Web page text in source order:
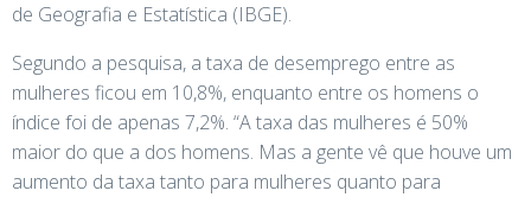
de Geografia e Estatística (IBGE).
Segundo a pesquisa, a taxa de desemprego entre as
mulheres ficou em 10,8%, enquanto entre os homens o
índice foi de apenas 7,2%. “A taxa das mulheres é 50%
maior do que a dos homens. Mas a gente vê que houve um
aumento da taxa tanto para mulheres quanto para